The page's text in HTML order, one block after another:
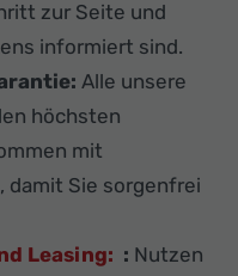
zur Seite und
informiert sind.
Alle unsere
höchsten
mit
damit Sie sorgenfrei
Leasing: : Nutzen